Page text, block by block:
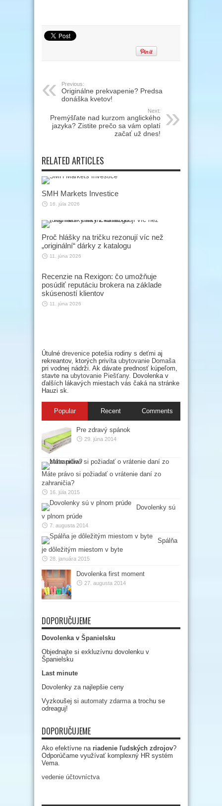
Previous:
Originálne prekvapenie? Predsa
donáška kvetov!
Next:
Premýšľate nad kurzom anglického
jazyka? Zistite prečo sa vám oplatí
začať už dnes!
RELATED ARTICLES
SMH Markets Investice
16. júla 2026
Proč hlášky na tričku rezonují víc než
„originální“ dárky z katalogu
11. júna 2026
Recenzie na Rexigon: čo umožňuje
posúdiť reputáciu brokera na základe
skúseností klientov
11. júna 2026
Útulné drevenice potešia rodiny s deťmi aj
rekreantov, ktorých privíta ubytovanie Domaša
pri vodnej nádrži. Ak dávate prednosť kúpeľom,
stavte na ubytovanie Piešťany. Dovolenka v
ďalších lákavých miestach vás čaká na stránke
Hauzi sk.
Popular Recent Comments
Pre zdravý spánok
29. júna 2014
Máte právo si požiadať o vrátenie daní zo
zahraničia?
16. júla 2015
Dovolenky sú
v plnom prúde
7. augusta 2014
Spálňa
je dôležitým miestom v byte
28. januára 2015
Dovolenka first moment
27. augusta 2014
DOPORUČUJEME
Dovolenka v Španielsku
Objednajte si exkluzívnu dovolenku v
Španielsku
Last minute
Dovolenky za najlepšie ceny
Vyzkoušej si automaty zdarma a trochu se
odreaguj!
DOPORUČUJEME
Ako efektívne na riadenie ľudských zdrojov?
Odporúčame využívať komplexný HR systém
Vema.
vedenie účtovníctva